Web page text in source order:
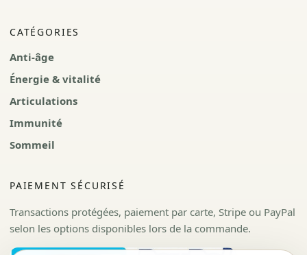
CATÉGORIES
Anti-âge
Énergie & vitalité
Articulations
Immunité
Sommeil
PAIEMENT SÉCURISÉ
Transactions protégées, paiement par carte, Stripe ou PayPal
selon les options disponibles lors de la commande.